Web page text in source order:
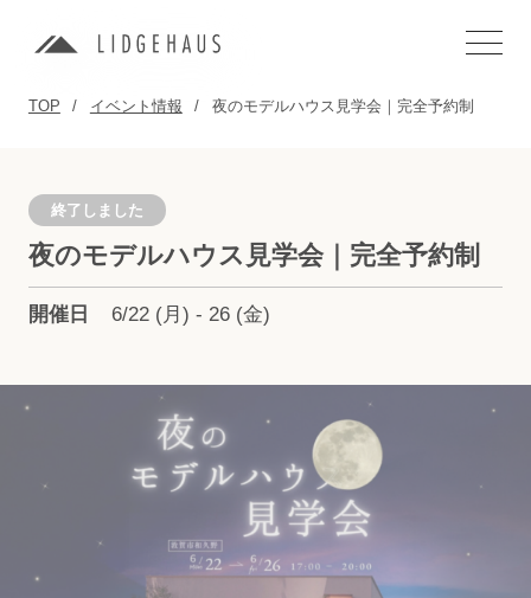
TOP イベント情報 夜のモデルハウス見学会｜完全予約制
終了しました
夜のモデルハウス見学会｜完全予約制
開催日 6/22 (月) - 26 (金)